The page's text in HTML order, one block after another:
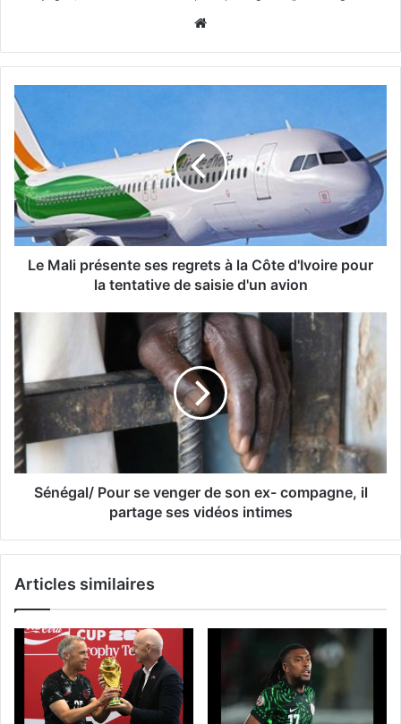
Le Mali présente ses regrets à la Côte d'Ivoire pour
la tentative de saisie d'un avion
Sénégal/ Pour se venger de son ex- compagne, il
partage ses vidéos intimes
Articles similaires